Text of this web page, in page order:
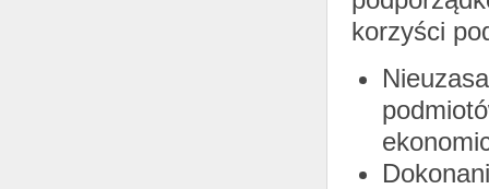
korzyści